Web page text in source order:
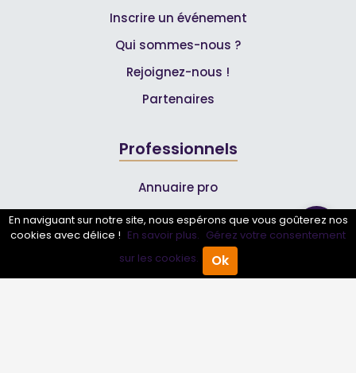
Annuaire Pro Agenda
Inscrire un événement
Qui sommes-nous ?
Rejoignez-nous !
Partenaires
Professionnels
Annuaire pro
Inscrire mon entreprise
Les Abonnements Pros
En naviguant sur notre site, nous espérons que vous goûterez nos
cookies avec délice ! En savoir plus. Gérez votre consentement
sur les cookies.
Ok